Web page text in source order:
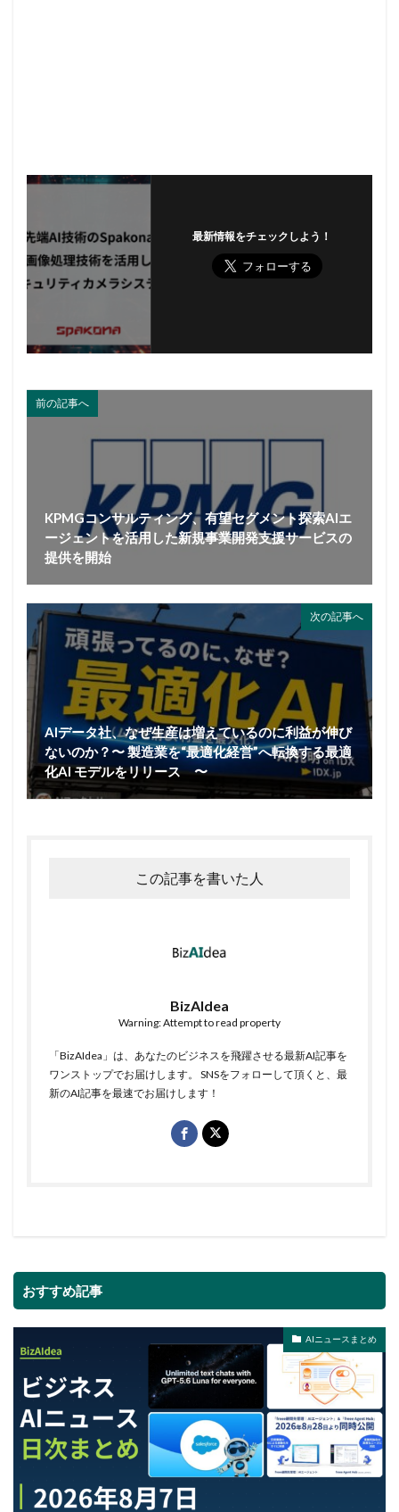
最新情報をチェックしよう！
前の記事へ
KPMGコンサルティング、有望セグメント探索AIエ
ージェントを活用した新規事業開発支援サービスの
提供を開始
次の記事へ
AIデータ社、なぜ生産は増えているのに利益が伸び
ないのか？〜 製造業を“最適化経営”へ転換する最適
化AI モデルをリリース 〜
この記事を書いた人
BizAIdea
Warning: Attempt to read property
「BizAIdea」は、あなたのビジネスを飛躍させる最新AI記事を
ワンストップでお届けします。 SNSをフォローして頂くと、最
新のAI記事を最速でお届けします！
おすすめ記事
AIニュースまとめ